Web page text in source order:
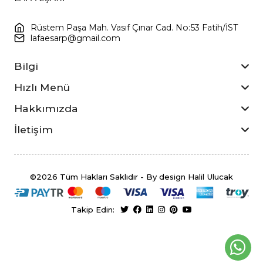
Rüstem Paşa Mah. Vasıf Çınar Cad. No:53 Fatih/İST
lafaesarp@gmail.com
Bilgi
Hızlı Menü
Hakkımızda
İletişim
©2026 Tüm Hakları Saklıdır - By design Halil Ulucak
Takip Edin: